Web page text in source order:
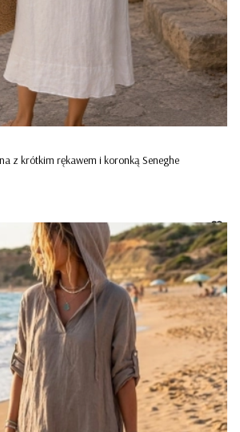
z krótkim rękawem i koronką Seneghe